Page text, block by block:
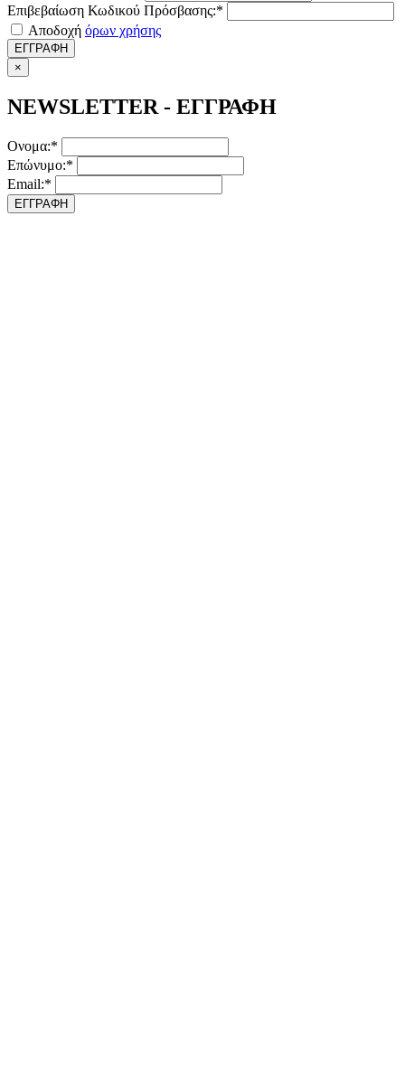
Επιβεβαίωση Κωδικού Πρόσβασης:*
Αποδοχή όρων χρήσης
ΕΓΓΡΑΦΗ
×
NEWSLETTER - ΕΓΓΡΑΦΗ
Ονομα:*
Επώνυμο:*
Email:*
ΕΓΓΡΑΦΗ